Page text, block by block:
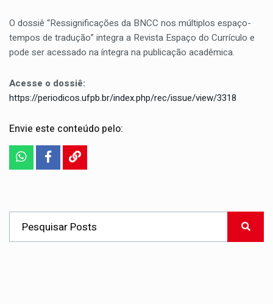
O dossiê “Ressignificações da BNCC nos múltiplos espaço-
tempos de tradução” integra a Revista Espaço do Currículo e
pode ser acessado na íntegra na publicação acadêmica.
Acesse o dossiê:
https://periodicos.ufpb.br/index.php/rec/issue/view/3318
Envie este conteúdo pelo: